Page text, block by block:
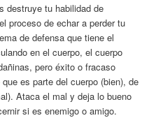
destruye tu habilidad de
proceso de echar a perder tu
de defensa que tiene el
en el cuerpo, el cuerpo
pero éxito o fracaso
es parte del cuerpo (bien), de
Ataca el mal y deja lo bueno
si es enemigo o amigo.